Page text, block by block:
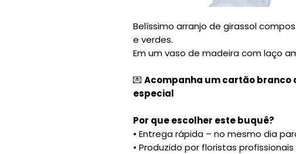
Belíssimo arranjo de girassol
e verdes.
Em um vaso de madeira com laço
💌 Acompanha um cartão branco
especial
Por que escolher este buquê?
• Entrega rápida – no mesmo dia
• Produzido por floristas profissionais